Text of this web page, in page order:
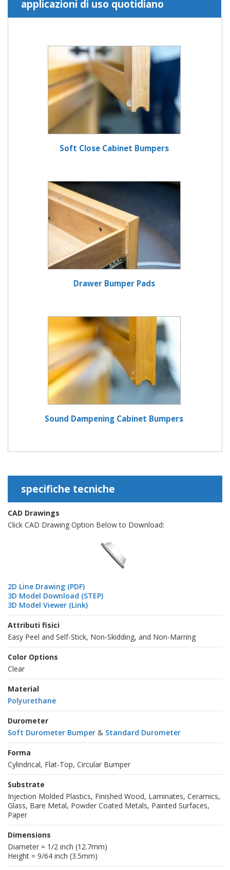
applicazioni di uso quotidiano
Soft Close Cabinet Bumpers
Drawer Bumper Pads
Sound Dampening Cabinet Bumpers
specifiche tecniche
CAD Drawings
Click CAD Drawing Option Below to Download:
2D Line Drawing (PDF)
3D Model Download (STEP)
3D Model Viewer (Link)
Attributi fisici
Easy Peel and Self-Stick, Non-Skidding, and Non-Marring
Color Options
Clear
Material
Polyurethane
Durometer
Soft Durometer Bumper & Standard Durometer
Forma
Cylindrical, Flat-Top, Circular Bumper
Substrate
Injection Molded Plastics, Finished Wood, Laminates, Ceramics,
Glass, Bare Metal, Powder Coated Metals, Painted Surfaces,
Paper
Dimensions
Diameter = 1/2 inch (12.7mm)
Height = 9/64 inch (3.5mm)